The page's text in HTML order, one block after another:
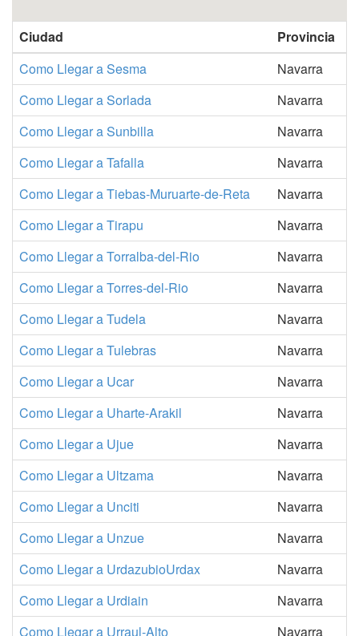
Ciudad
Provincia
Como Llegar a Sesma
Navarra
Como Llegar a Sorlada
Navarra
Como Llegar a Sunbilla
Navarra
Como Llegar a Tafalla
Navarra
Como Llegar a Tiebas-Muruarte-de-Reta
Navarra
Como Llegar a Tirapu
Navarra
Como Llegar a Torralba-del-Rio
Navarra
Como Llegar a Torres-del-Rio
Navarra
Como Llegar a Tudela
Navarra
Como Llegar a Tulebras
Navarra
Como Llegar a Ucar
Navarra
Como Llegar a Uharte-Arakil
Navarra
Como Llegar a Ujue
Navarra
Como Llegar a Ultzama
Navarra
Como Llegar a Unciti
Navarra
Como Llegar a Unzue
Navarra
Como Llegar a UrdazubioUrdax
Navarra
Como Llegar a Urdiain
Navarra
Como Llegar a Urraul-Alto
Navarra